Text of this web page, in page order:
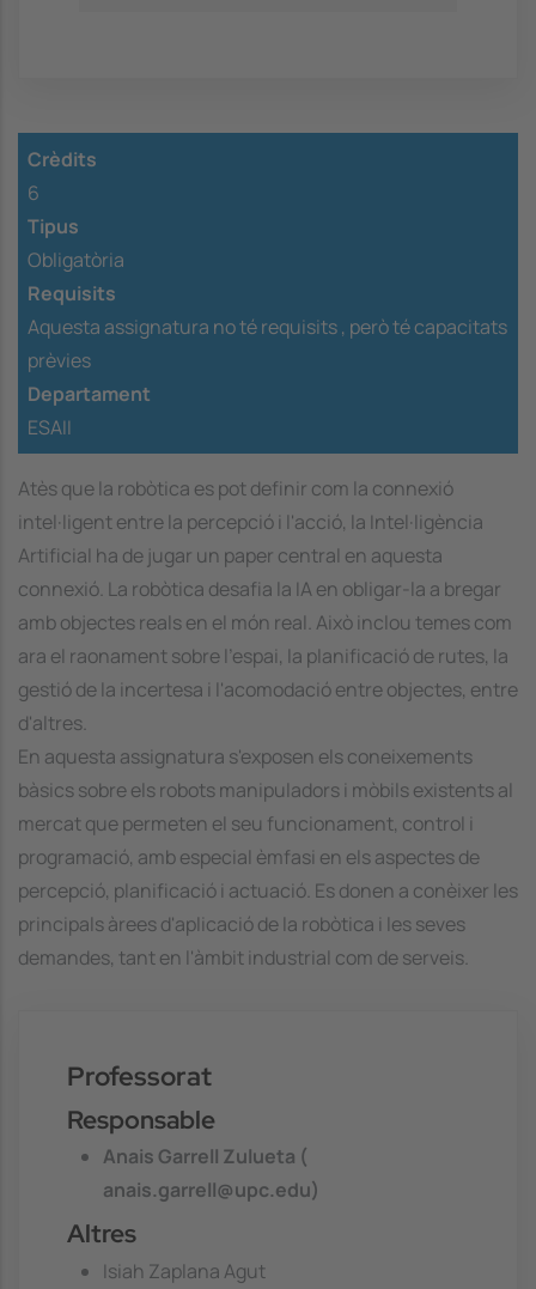
Crèdits
6
Tipus
Obligatòria
Requisits
Aquesta assignatura no té requisits , però té capacitats
prèvies
Departament
ESAII
Atès que la robòtica es pot definir com la connexió
intel·ligent entre la percepció i l'acció, la Intel·ligència
Artificial ha de jugar un paper central en aquesta
connexió. La robòtica desafia la IA en obligar-la a bregar
amb objectes reals en el món real. Això inclou temes com
ara el raonament sobre l'espai, la planificació de rutes, la
gestió de la incertesa i l'acomodació entre objectes, entre
d'altres.
En aquesta assignatura s'exposen els coneixements
bàsics sobre els robots manipuladors i mòbils existents al
mercat que permeten el seu funcionament, control i
programació, amb especial èmfasi en els aspectes de
percepció, planificació i actuació. Es donen a conèixer les
principals àrees d'aplicació de la robòtica i les seves
demandes, tant en l'àmbit industrial com de serveis.
Professorat
Responsable
Anais Garrell Zulueta (
anais.garrell@upc.edu)
Altres
Isiah Zaplana Agut